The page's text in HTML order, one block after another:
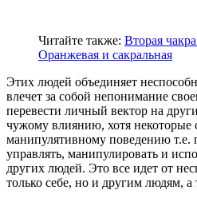
Читайте также: Вторая
Оранжевая и сакральная
Этих людей объединяет
влечет за собой непонимание
перевести личный вектор на
чужому влиянию, хотя некоторые
манипулятивному поведению т.е.
управлять, манипулировать и
других людей. Это все идет от
только себе, но и другим людям,